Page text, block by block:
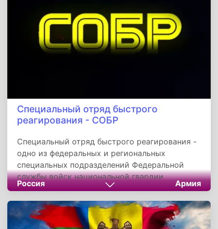
года составляет 5 383 968 человек. Климат
умеренный, переходный от умеренно
континентального к умеренно морскому.
Специальный отряд быстрого
реагирования - СОБР
Специальный отряд быстрого реагирования -
одно из федеральных и региональных
специальных подразделений Федеральной
службы войск национальной гвардии
Российской Федерации, штатно входивших в
состав Управлений по борьбе с
организованной преступностью МВД России.
Основная задача - борьба с организованной
Россия Армия